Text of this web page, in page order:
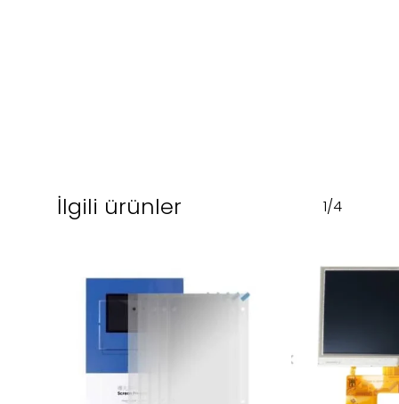
İlgili ürünler 1/4